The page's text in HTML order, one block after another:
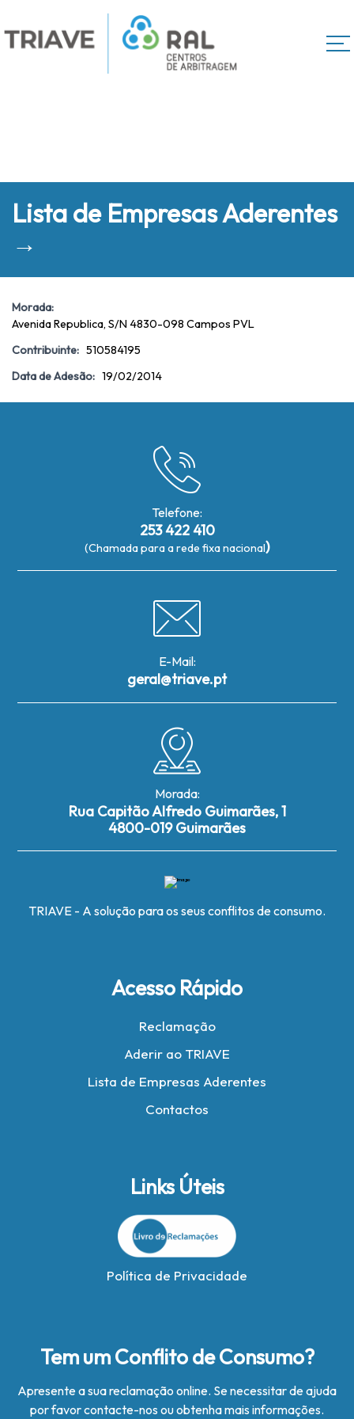
Lista de Empresas Aderentes
→
Morada:
Avenida Republica, S/N 4830-098 Campos PVL
Contribuinte: 510584195
Data de Adesão: 19/02/2014
Telefone:
253 422 410
(Chamada para a rede fixa nacional)
E-Mail:
geral@triave.pt
Morada:
Rua Capitão Alfredo Guimarães, 1
4800-019 Guimarães
TRIAVE - A solução para os seus conflitos de consumo.
Acesso Rápido
Reclamação
Aderir ao TRIAVE
Lista de Empresas Aderentes
Contactos
Links Úteis
Política de Privacidade
Tem um Conflito de Consumo?
Apresente a sua reclamação online. Se necessitar de ajuda
por favor contacte-nos ou obtenha mais informações.